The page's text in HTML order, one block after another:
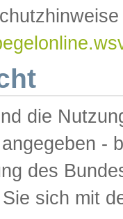
die
-
des
sich mit